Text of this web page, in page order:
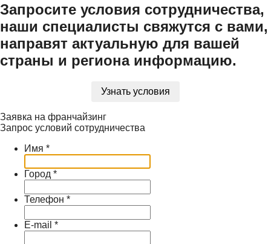
Запросите условия сотрудничества,
наши специалисты свяжутся с вами,
направят актуальную для вашей
страны и региона информацию.
Узнать условия
Заявка на франчайзинг
Запрос условий сотрудничества
Имя *
Город *
Телефон *
E-mail *